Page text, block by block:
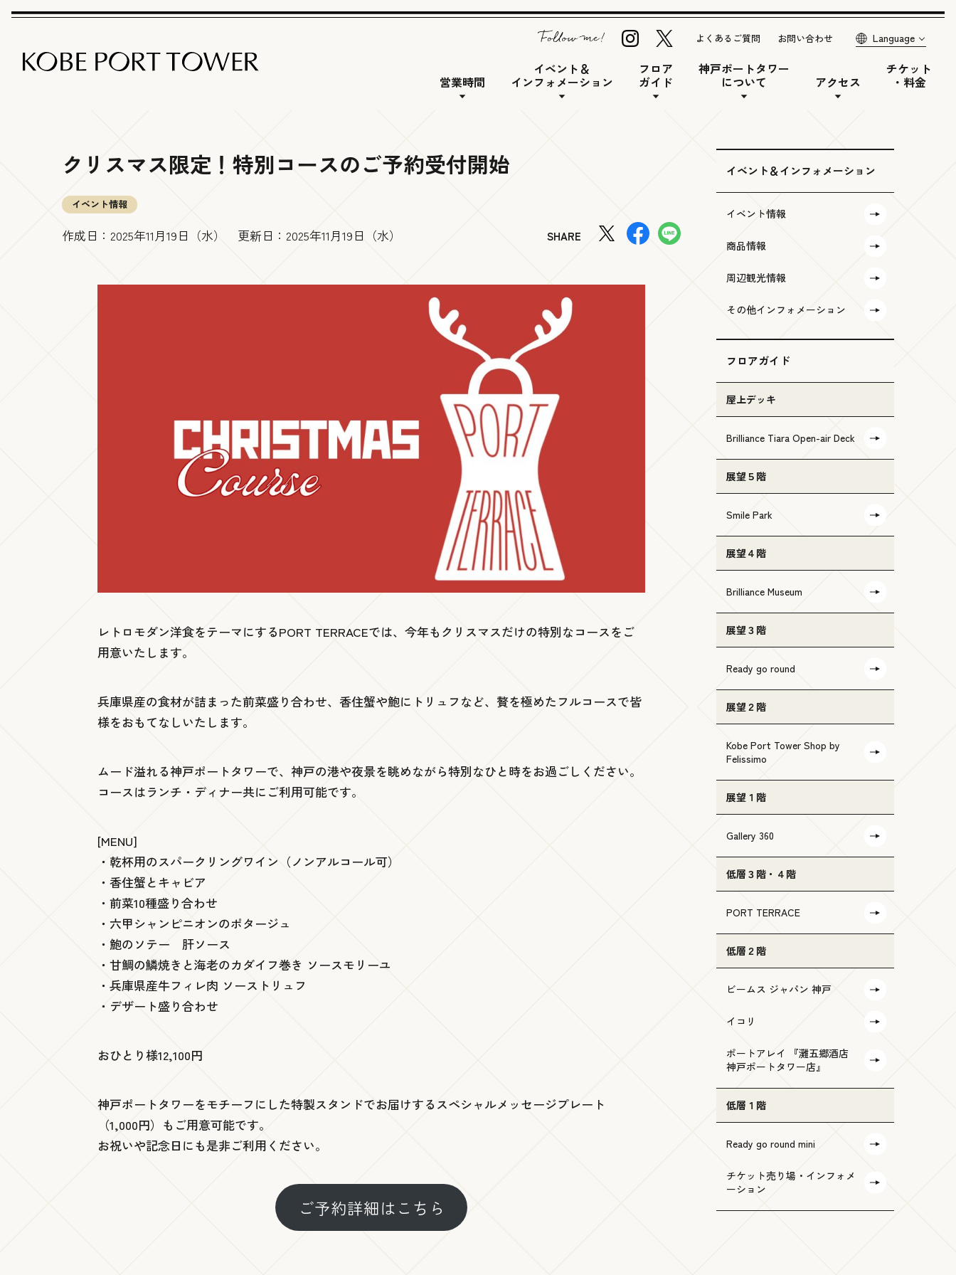
よくあるご質問 お問い合わせ Language
営業時間
イベント＆
インフォメーション
フロア
ガイド
神戸ポートタワー
について アクセス
チケット
・料金
クリスマス限定！特別コースのご予約受付開始
イベント情報
作成日： 2025年11月19日（水） 更新日： 2025年11月19日（水） SHARE
レトロモダン洋食をテーマにするPORT TERRACEでは、今年もクリスマスだけの特別なコースをご
用意いたします。
兵庫県産の食材が詰まった前菜盛り合わせ、香住蟹や鮑にトリュフなど、贅を極めたフルコースで皆
様をおもてなしいたします。
ムード溢れる神戸ポートタワーで、神戸の港や夜景を眺めながら特別なひと時をお過ごしください。
コースはランチ・ディナー共にご利用可能です。
[MENU]
・乾杯用のスパークリングワイン（ノンアルコール可）
・香住蟹とキャビア
・前菜10種盛り合わせ
・六甲シャンピニオンのポタージュ
・鮑のソテー 肝ソース
・甘鯛の鱗焼きと海老のカダイフ巻き ソースモリーユ
・兵庫県産牛フィレ肉 ソーストリュフ
・デザート盛り合わせ
おひとり様12,100円
神戸ポートタワーをモチーフにした特製スタンドでお届けするスペシャルメッセージプレート
（1,000円）もご用意可能です。
お祝いや記念日にも是非ご利用ください。
ご予約詳細はこちら
イベント＆インフォメーション
イベント情報
商品情報
周辺観光情報
その他インフォメーション
フロアガイド
屋上デッキ
Brilliance Tiara Open-air Deck
展望５階
Smile Park
展望４階
Brilliance Museum
展望３階
Ready go round
展望２階
Kobe Port Tower Shop by
Felissimo
展望１階
Gallery 360
低層３階・４階
PORT TERRACE
低層２階
ビームス ジャパン 神戸
イコリ
ポートアレイ 『灘五郷酒店
神戸ポートタワー店』
低層１階
Ready go round mini
チケット売り場・インフォメ
ーション